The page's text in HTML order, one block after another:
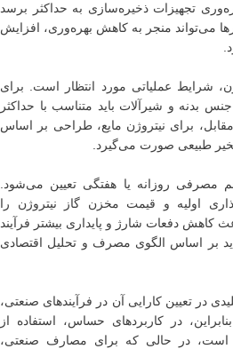
تجهیزات ذخیره‌سازی به حداکثر برسد
می‌تواند منجر به کاهش بهره‌وری، افزایش
شرایط عملیاتی مورد انتظار است. برای
بدنه و شیرآلات باید متناسب با حداکثر
برای نیتروژن مایع، طراحی بر اساس
طبیعی صورت می‌گیرد.
مصرفی روزانه یا هفتگی تعیین می‌شود.
اولیه و قیمت مخزن گاز نیتروژن را
کاهش دفعات شارژ و پایداری بیشتر فرآیند
بر اساس الگوی مصرف و تحلیل اقتصادی
در تعیین کارایی آن در فرآیندهای صنعتی،
در کاربردهای حساس، استفاده از
است، در حالی که برای مصارف صنعتی،